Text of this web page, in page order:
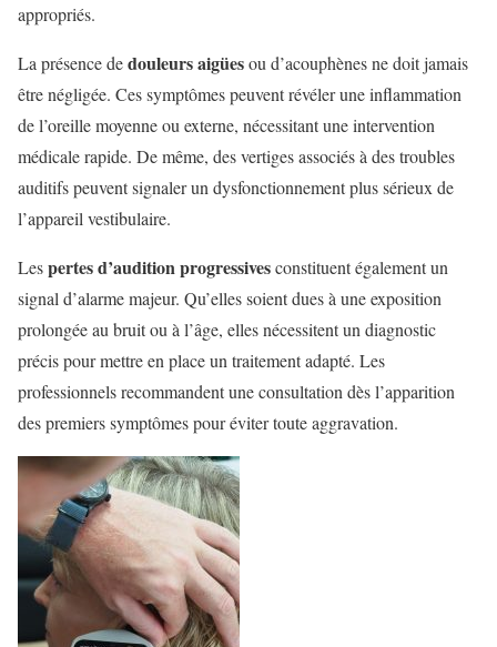
appropriés.
La présence dedouleurs aigüesou d’acouphènes ne doit jamais
être négligée. Ces symptômes peuvent révéler une inflammation
de l’oreille moyenne ou externe, nécessitant une intervention
médicale rapide. De même, des vertiges associés à des troubles
auditifs peuvent signaler un dysfonctionnement plus sérieux de
l’appareil vestibulaire.
Lespertes d’audition progressivesconstituent également un
signal d’alarme majeur. Qu’elles soient dues à une exposition
prolongée au bruit ou à l’âge, elles nécessitent un diagnostic
précis pour mettre en place un traitement adapté. Les
professionnels recommandent une consultation dès l’apparition
des premiers symptômes pour éviter toute aggravation.